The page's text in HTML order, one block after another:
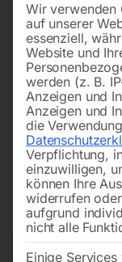
Wir verwenden
auf unserer
essenziell,
Website und
werden (z. B.
Anzeigen und
Anzeigen und
die
Verpflichtung,
einzuwilligen,
können Ihre
widerrufen
aufgrund
nicht alle
Einige